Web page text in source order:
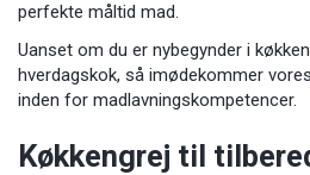
perfekte måltid mad.
Uanset om du er nybegynder i
hverdagskok, så imødekommer
inden for madlavningskompetencer.
Køkkengrej til